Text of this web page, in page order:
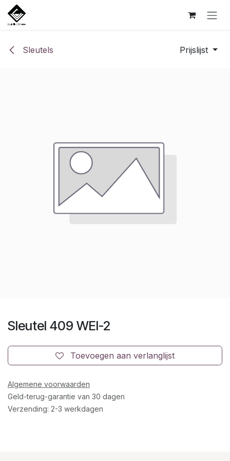
Overslaan naar inhoud
Sleutels Prijslijst
Sleutel 409 WEI-2
Toevoegen aan verlanglijst
Algemene voorwaarden
Geld-terug-garantie van 30 dagen
Verzending: 2-3 werkdagen